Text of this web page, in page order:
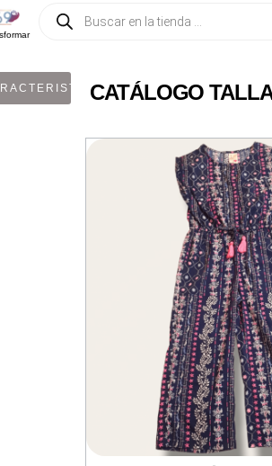
CATÁLOGO